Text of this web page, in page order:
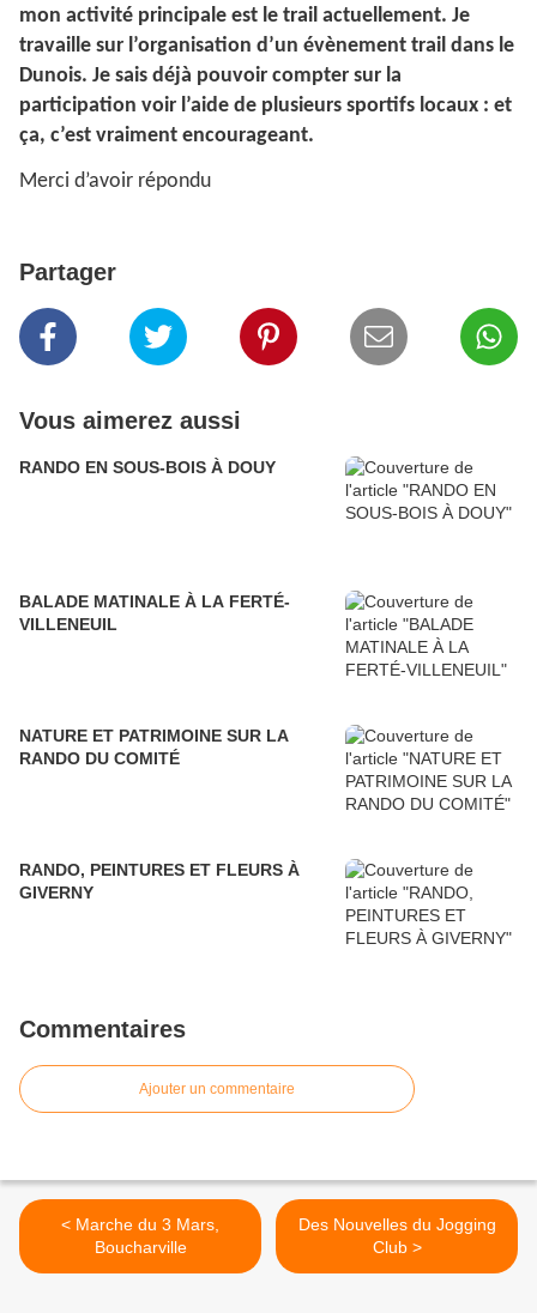
mon activité principale est le trail actuellement. Je
travaille sur l’organisation d’un évènement trail dans le
Dunois. Je sais déjà pouvoir compter sur la
participation voir l’aide de plusieurs sportifs locaux : et
ça, c’est vraiment encourageant.
Merci d’avoir répondu
Partager
Vous aimerez aussi
RANDO EN SOUS-BOIS À DOUY
BALADE MATINALE À LA FERTÉ-
VILLENEUIL
NATURE ET PATRIMOINE SUR LA
RANDO DU COMITÉ
RANDO, PEINTURES ET FLEURS À
GIVERNY
Commentaires
Ajouter un commentaire
< Marche du 3 Mars,
Boucharville
Des Nouvelles du Jogging
Club >